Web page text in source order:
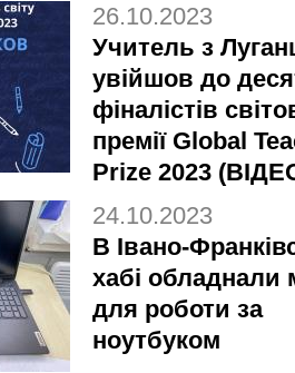
26.10.2023
Учитель з
увійшов до
фіналістів
премії Global
Prize 2023
24.10.2023
В Івано-
хабі обладнали
для роботи за
ноутбуком